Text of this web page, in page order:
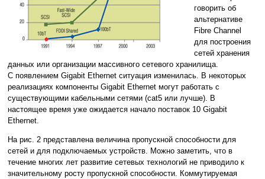
говорить об
альтернативе
Fibre Channel
для построения
сетей хранения
данных или организации массивного сетевого хранилища.
С появлением Gigabit Ethernet ситуация изменилась. В некоторых
реализациях компоненты Gigabit Ethernet могут работать с
существующими кабельными сетями (cat5 или лучше). В
настоящее время уже ожидается начало поставок 10 Gigabit
Ethernet.
На рис. 2 представлена величина пропускной способности для
сетей и для подключаемых устройств. Можно заметить, что в
течение многих лет развитие сетевых технологий не приводило к
значительному росту пропускной способности. Коммутируемая